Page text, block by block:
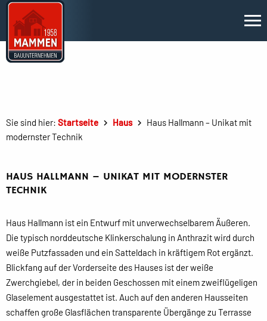
Sie sind hier: Startseite Haus
Haus Hallmann – Unikat mit
modernster Technik
HAUS HALLMANN – UNIKAT MIT MODERNSTER
TECHNIK
Haus Hallmann ist ein Entwurf mit unverwechselbarem Äußeren.
Die typisch norddeutsche Klinkerschalung in Anthrazit wird durch
weiße Putzfassaden und ein Satteldach in kräftigem Rot ergänzt.
Blickfang auf der Vorderseite des Hauses ist der weiße
Zwerchgiebel, der in beiden Geschossen mit einem zweiflügeligen
Glaselement ausgestattet ist. Auch auf den anderen Hausseiten
schaffen große Glasflächen transparente Übergänge zu Terrasse